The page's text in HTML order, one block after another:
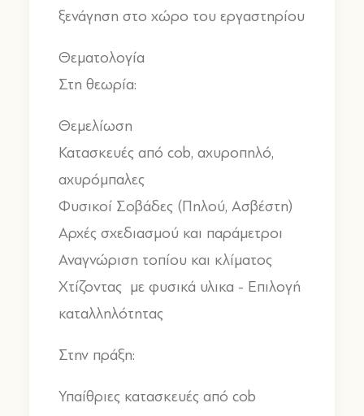
ξενάγηση στο χώρο του εργαστηρίου
Θεματολογία
Στη θεωρία:
Θεμελίωση
Κατασκευές από cob, αχυροπηλό,
αχυρόμπαλες
Φυσικοί Σοβάδες (Πηλού, Ασβέστη)
Αρχές σχεδιασμού και παράμετροι
Αναγνώριση τοπίου και κλίματος
Χτίζοντας με φυσικά υλικα - Επιλογή
καταλληλότητας
Στην πράξη:
Υπαίθριες κατασκευές από cob